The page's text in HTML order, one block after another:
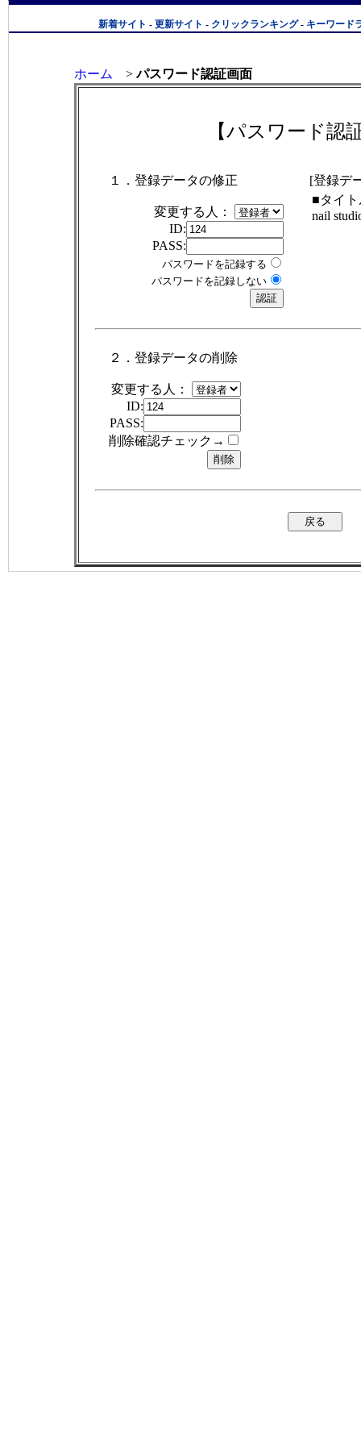
新着サイト - 更新サイト - クリックランキング- キーワード
ホーム >パスワード認証画面
【パスワード認
１．登録データの修正
変更する人：
ID:
PASS:
パスワードを記録する
パスワードを記録しない
[登録デ
■タイ
nail
２．登録データの削除
変更する人：
ID:
PASS:
削除確認チェック→